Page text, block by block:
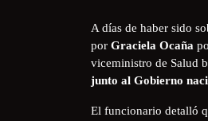
A días de haber sido
por Graciela Ocaña
viceministro de Salud
junto al Gobierno
El funcionario detalló